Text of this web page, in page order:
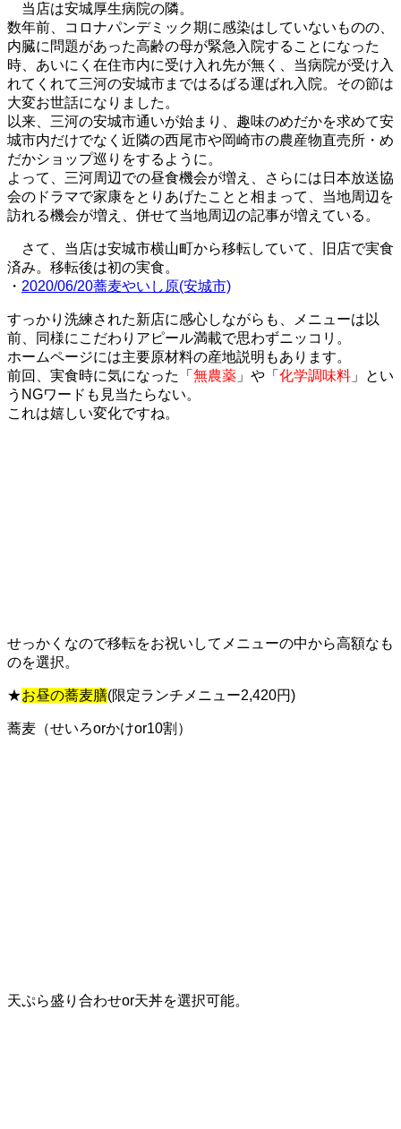
当店は安城厚生病院の隣。
数年前、コロナパンデミック期に感染はしていないものの、
内臓に問題があった高齢の母が緊急入院することになった
時、あいにく在住市内に受け入れ先が無く、当病院が受け入
れてくれて三河の安城市まではるばる運ばれ入院。その節は
大変お世話になりました。
以来、三河の安城市通いが始まり、趣味のめだかを求めて安
城市内だけでなく近隣の西尾市や岡崎市の農産物直売所・め
だかショップ巡りをするように。
よって、三河周辺での昼食機会が増え、さらには日本放送協
会のドラマで家康をとりあげたことと相まって、当地周辺を
訪れる機会が増え、併せて当地周辺の記事が増えている。
さて、当店は安城市横山町から移転していて、旧店で実食
済み。移転後は初の実食。
・ 2020/06/20蕎麦やいし原(安城市)
すっかり洗練された新店に感心しながらも、メニューは以
前、同様にこだわりアピール満載で思わずニッコリ。
ホームページには主要原材料の産地説明もあります。
前回、実食時に気になった「 無農薬 」や「 化学調味料 」とい
うNGワードも見当たらない。
これは嬉しい変化ですね。
せっかくなので移転をお祝いしてメニューの中から高額なも
のを選択。
★お昼の蕎麦膳(限定ランチメニュー2,420円)
蕎麦（せいろorかけor10割）
天ぷら盛り合わせor天丼を選択可能。